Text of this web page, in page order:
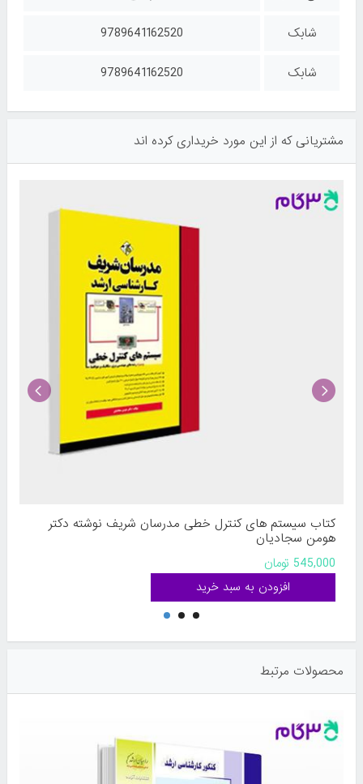
شابک 9789641162520
شابک 9789641162520
مشتریانی که از این مورد خریداری کرده اند
کتاب سیستم های کنترل خطی مدرسان شریف نوشته دکتر
هومن سجادیان
545,000 تومان
محصولات مرتبط